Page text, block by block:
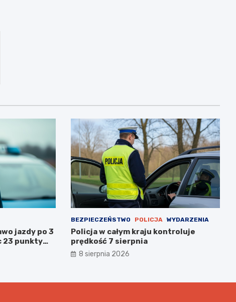
jazdy po 3
23 punkty
BEZPIECZEŃSTWO POLICJA WYDARZENIA
Policja w całym kraju kontroluje
prędkość 7 sierpnia
8 sierpnia 2026